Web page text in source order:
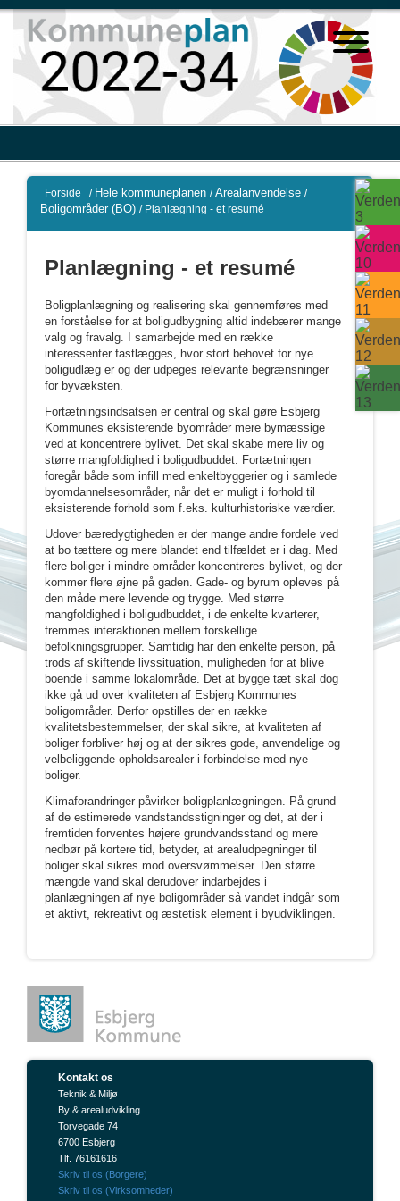
Forside / Hele kommuneplanen / Arealanvendelse /
Boligområder (BO) / Planlægning - et resumé
Planlægning - et resumé
Boligplanlægning og realisering skal gennemføres med
en forståelse for at boligudbygning altid indebærer mange
valg og fravalg. I samarbejde med en række
interessenter fastlægges, hvor stort behovet for nye
boligudlæg er og der udpeges relevante begrænsninger
for byvæksten.
Fortætningsindsatsen er central og skal gøre Esbjerg
Kommunes eksisterende byområder mere bymæssige
ved at koncentrere bylivet. Det skal skabe mere liv og
større mangfoldighed i boligudbuddet. Fortætningen
foregår både som infill med enkeltbyggerier og i samlede
byomdannelsesområder, når det er muligt i forhold til
eksisterende forhold som f.eks. kulturhistoriske værdier.
Udover bæredygtigheden er der mange andre fordele ved
at bo tættere og mere blandet end tilfældet er i dag. Med
flere boliger i mindre områder koncentreres bylivet, og der
kommer flere øjne på gaden. Gade- og byrum opleves på
den måde mere levende og trygge. Med større
mangfoldighed i boligudbuddet, i de enkelte kvarterer,
fremmes interaktionen mellem forskellige
befolkningsgrupper. Samtidig har den enkelte person, på
trods af skiftende livssituation, muligheden for at blive
boende i samme lokalområde. Det at bygge tæt skal dog
ikke gå ud over kvaliteten af Esbjerg Kommunes
boligområder. Derfor opstilles der en række
kvalitetsbestemmelser, der skal sikre, at kvaliteten af
boliger forbliver høj og at der sikres gode, anvendelige og
velbeliggende opholdsarealer i forbindelse med nye
boliger.
Klimaforandringer påvirker boligplanlægningen. På grund
af de estimerede vandstandsstigninger og det, at der i
fremtiden forventes højere grundvandsstand og mere
nedbør på kortere tid, betyder, at arealudpegninger til
boliger skal sikres mod oversvømmelser. Den større
mængde vand skal derudover indarbejdes i
planlægningen af nye boligområder så vandet indgår som
et aktivt, rekreativt og æstetisk element i byudviklingen.
Kontakt os
Teknik & Miljø
By & arealudvikling
Torvegade 74
6700 Esbjerg
Tlf. 76161616
Skriv til os (Borgere)
Skriv til os (Virksomheder)